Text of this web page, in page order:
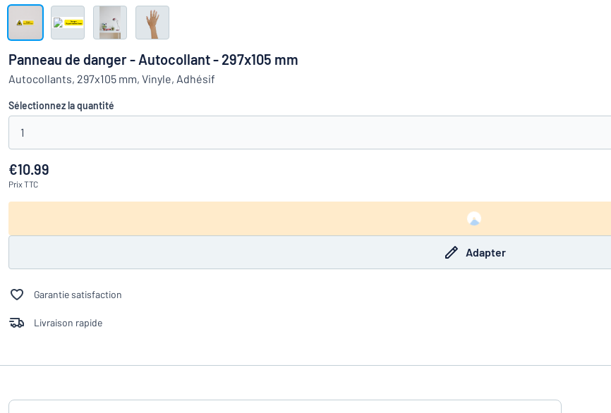
Vous ne parvenez pas à trouver ce que vous cherchez ?
travail
Montrer toutes les catégories
Demande
devis
Se
connecter
Service
clients
Particulier
Panneau de danger - Autocollant - 297x105 mm
Autocollants, 297x105 mm, Vinyle, Adhésif
Sélectionnez la quantité
1
€10.99
PrixTTC
Adapter
Garantie satisfaction
Livraison rapide